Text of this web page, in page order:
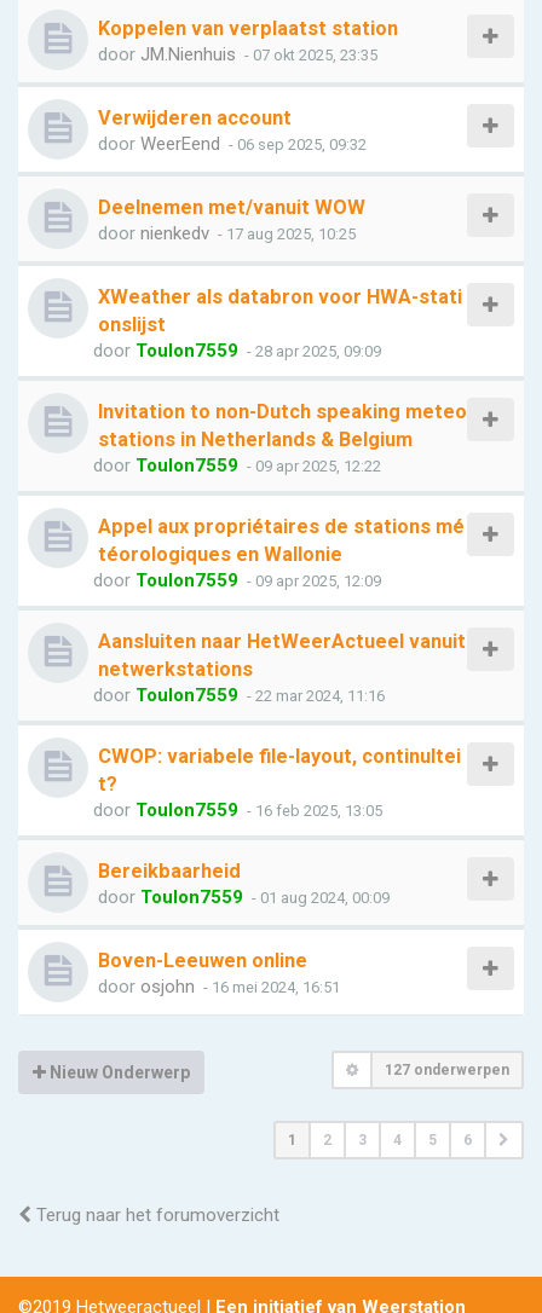
Koppelen van verplaatst station
door JM.Nienhuis - 07 okt 2025, 23:35
Verwijderen account
door WeerEend - 06 sep 2025, 09:32
Deelnemen met/vanuit WOW
door nienkedv - 17 aug 2025, 10:25
XWeather als databron voor HWA-stati
onslijst
door Toulon7559 - 28 apr 2025, 09:09
Invitation to non-Dutch speaking meteo
stations in Netherlands & Belgium
door Toulon7559 - 09 apr 2025, 12:22
Appel aux propriétaires de stations mé
téorologiques en Wallonie
door Toulon7559 - 09 apr 2025, 12:09
Aansluiten naar HetWeerActueel vanuit
netwerkstations
door Toulon7559 - 22 mar 2024, 11:16
CWOP: variabele file-layout, continuItei
t?
door Toulon7559 - 16 feb 2025, 13:05
Bereikbaarheid
door Toulon7559 - 01 aug 2024, 00:09
Boven-Leeuwen online
door osjohn - 16 mei 2024, 16:51
Nieuw Onderwerp 127 onderwerpen
1 2 3 4 5 6
Terug naar het forumoverzicht
©2019 Hetweeractueel | Een initiatief van Weerstation